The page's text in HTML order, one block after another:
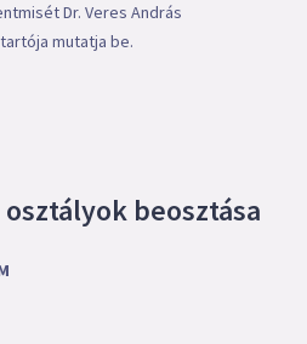
Dr. Veres András
mutatja be.
beosztása